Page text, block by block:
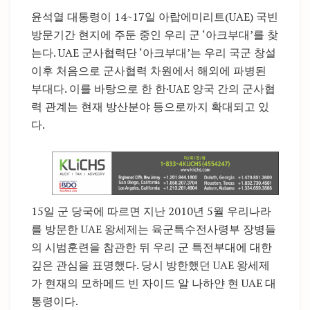
윤석열 대통령이 14~17일 아랍에미리트(UAE) 국빈
방문기간 현지에 주둔 중인 우리 군 ‘아크부대’를 찾
는다. UAE 군사협력단 ‘아크부대’는 우리 국군 창설
이후 처음으로 군사협력 차원에서 해외에 파병된
부대다. 이를 바탕으로 한 한·UAE 양국 간의 군사협
력 관계는 현재 방산분야 등으로까지 확대되고 있
다.
15일 군 당국에 따르면 지난 2010년 5월 우리나라
를 방문한 UAE 왕세제는 육군특수전사령부 장병들
의 시범훈련을 참관한 뒤 우리 군 특전부대에 대한
깊은 관심을 표명했다. 당시 방한했던 UAE 왕세제
가 현재의 모하메드 빈 자이드 알 나하얀 현 UAE 대
통령이다.